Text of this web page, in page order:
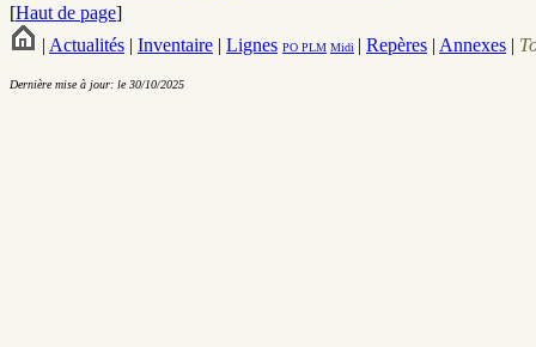
[Haut de page]
| Actualités | Inventaire | Lignes PO PLM Midi | Repères | Annexes |
Dernière mise à jour: le 30/10/2025